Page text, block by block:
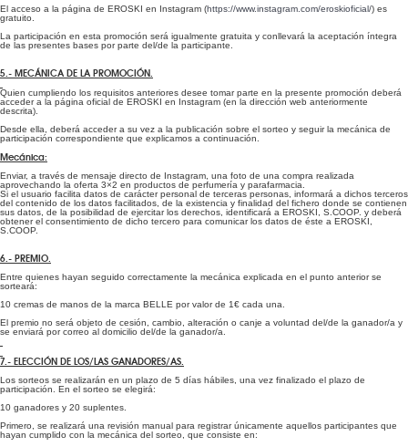
El acceso a la página de EROSKI en Instagram (https://www.instagram.com/eroskioficial/) es
gratuito.
La participación en esta promoción será igualmente gratuita y conllevará la aceptación íntegra
de las presentes bases por parte del/de la participante.
5.- MECÁNICA DE LA PROMOCIÓN.
Quien cumpliendo los requisitos anteriores desee tomar parte en la presente promoción deberá
acceder a la página oficial de EROSKI en Instagram (en la dirección web anteriormente
descrita).
Desde ella, deberá acceder a su vez a la publicación sobre el sorteo y seguir la mecánica de
participación correspondiente que explicamos a continuación.
Mecánica:
Enviar, a través de mensaje directo de Instagram, una foto de una compra realizada
aprovechando la oferta 3×2 en productos de perfumería y parafarmacia.
Si el usuario facilita datos de carácter personal de terceras personas, informará a dichos terceros
del contenido de los datos facilitados, de la existencia y finalidad del fichero donde se contienen
sus datos, de la posibilidad de ejercitar los derechos, identificará a EROSKI, S.COOP. y deberá
obtener el consentimiento de dicho tercero para comunicar los datos de éste a EROSKI,
S.COOP.
6.- PREMIO.
Entre quienes hayan seguido correctamente la mecánica explicada en el punto anterior se
sorteará:
10 cremas de manos de la marca BELLE por valor de 1€ cada una.
El premio no será objeto de cesión, cambio, alteración o canje a voluntad del/de la ganador/a y
se enviará por correo al domicilio del/de la ganador/a.
7.- ELECCIÓN DE LOS/LAS GANADORES/AS.
Los sorteos se realizarán en un plazo de 5 días hábiles, una vez finalizado el plazo de
participación. En el sorteo se elegirá:
10 ganadores y 20 suplentes.
Primero, se realizará una revisión manual para registrar únicamente aquellos participantes que
hayan cumplido con la mecánica del sorteo, que consiste en: